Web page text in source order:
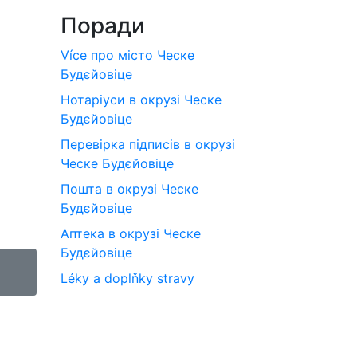
Поради
Více про місто Ческе
Будєйовіце
Нотаріуси в окрузі Ческе
Будєйовіце
Перевірка підписів в окрузі
Ческе Будєйовіце
Пошта в окрузі Ческе
Будєйовіце
Аптека в окрузі Ческе
Будєйовіце
Léky a doplňky stravy